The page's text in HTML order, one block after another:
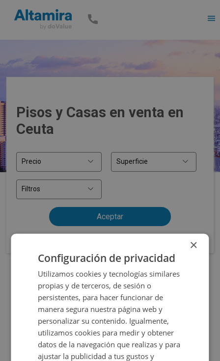
Pisos y Casas en venta en
Ceuta
Precio Superficie
Filtros
OBRA NUEVA
×
Configuración de privacidad
Utilizamos cookies y tecnologías similares
propias y de terceros, de sesión o
persistentes, para hacer funcionar de
manera segura nuestra página web y
personalizar su contenido. Igualmente,
utilizamos cookies para medir y obtener
datos de la navegación que realizas y para
ajustar la publicidad a tus gustos y